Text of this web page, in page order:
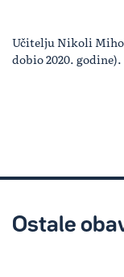
Učitelju Nikoli
dobio 2020. godine).
Ostale